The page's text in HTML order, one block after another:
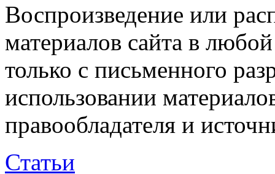
Воспроизведение или
материалов сайта в
только с письменного
использовании
правообладателя и
Статьи